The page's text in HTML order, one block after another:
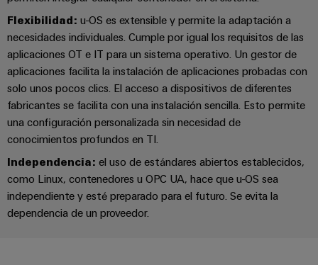
Maquinaria
Soluciones
para
los
diferentes
sectores
de
la
automatización
máquinas
y
automatización
industrial
Weidmüller
Industrial
AI
Acceso
remoto
Plataforma
de
Servicio
Industrial
easyConnect
Flexibilidad: u-OS es extensible y permite la adaptación a
necesidades individuales. Cumple por igual los requisitos de las
aplicaciones OT e IT para un sistema operativo. Un gestor de
aplicaciones facilita la instalación de aplicaciones probadas con
solo unos pocos clics. El acceso a dispositivos de diferentes
fabricantes se facilita con una instalación sencilla. Esto permite
una configuración personalizada sin necesidad de
conocimientos profundos en TI.
Independencia: el uso de estándares abiertos establecidos,
como Linux, contenedores u OPC UA, hace que u-OS sea
independiente y esté preparado para el futuro. Se evita la
dependencia de un proveedor.